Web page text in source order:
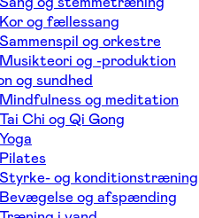
Kor og fællessang
Sammenspil og orkestre
Musikteori og -produktion
og sundhed
Mindfulness og meditation
Tai Chi og Qi Gong
Yoga
Pilates
Styrke- og konditionstræning
Bevægelse og afspænding